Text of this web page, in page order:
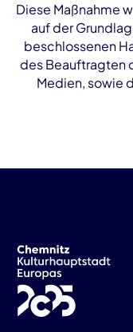
Diese Maßnahme
auf der
beschlossenen
des Beauftragten
Medien, sowie